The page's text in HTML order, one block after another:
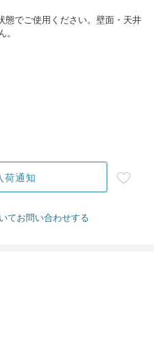
態でご使用ください。壁面・天井
。
荷通知
てお問い合わせする